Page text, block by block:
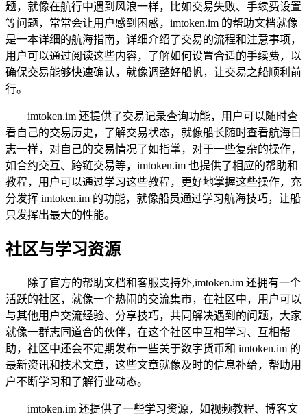
题，就像在航行中遇到风浪一样，比如交易失败、手续费设置
等问题，常常会让用户感到困惑，imtoken.im 的帮助文档就像
是一本详细的航海指南，详细介绍了交易的流程和注意事项，
用户可以通过阅读这些内容，了解如何设置合适的手续费，以
确保交易能够快速确认，就像调整好船帆，让交易之船顺利前
行。
imtoken.im 还提供了交易记录查询功能，用户可以随时查
看自己的交易历史，了解交易状态，就像船长随时查看航海日
志一样，对自己的交易情况了如指掌，对于一些复杂的操作，
如合约交互、跨链交易等，imtoken.im 也提供了相应的帮助和
教程，用户可以通过学习这些教程，更好地掌握这些操作，充
分发挥 imtoken.im 的功能，就像船员通过学习航海技巧，让船
只发挥出最大的性能。
社区与学习资源
除了官方的帮助文档和客服支持外,imtoken.im 还拥有一个
活跃的社区，就像一个热闹的交流集市，在社区中，用户可以
与其他用户交流经验、分享技巧，共同解决遇到的问题，大家
就像一群志同道合的伙伴，在这个社区中互相学习、互相帮
助，社区中还会不定期发布一些关于数字货币和 imtoken.im 的
最新资讯和技术文章，这些文章就像及时的信息补给，帮助用
户不断学习和了解行业动态。
imtoken.im 还提供了一些学习资源，如视频教程、博客文